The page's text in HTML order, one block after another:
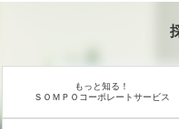
もっと知る！
ＳＯＭＰＯコーポレートサービス